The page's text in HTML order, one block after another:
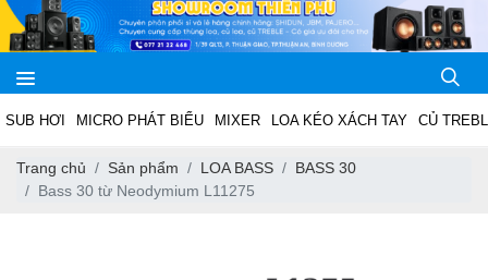
SUB HƠI MICRO PHÁT BIỂU MIXER LOA KÉO XÁCH TAY CỦ
Trang chủ Sản phẩm LOA BASS
BASS 30
Bass 30 từ Neodymium L11275